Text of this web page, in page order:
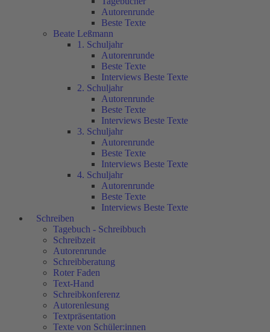
Autorenrunde
Beste Texte
Beate Leßmann
1. Schuljahr
Autorenrunde
Beste Texte
Interviews Beste Texte
2. Schuljahr
Autorenrunde
Beste Texte
Interviews Beste Texte
3. Schuljahr
Autorenrunde
Beste Texte
Interviews Beste Texte
4. Schuljahr
Autorenrunde
Beste Texte
Interviews Beste Texte
Schreiben
Tagebuch - Schreibbuch
Schreibzeit
Autorenrunde
Schreibberatung
Roter Faden
Text-Hand
Schreibkonferenz
Autorenlesung
Textpräsentation
Texte von Schüler:innen